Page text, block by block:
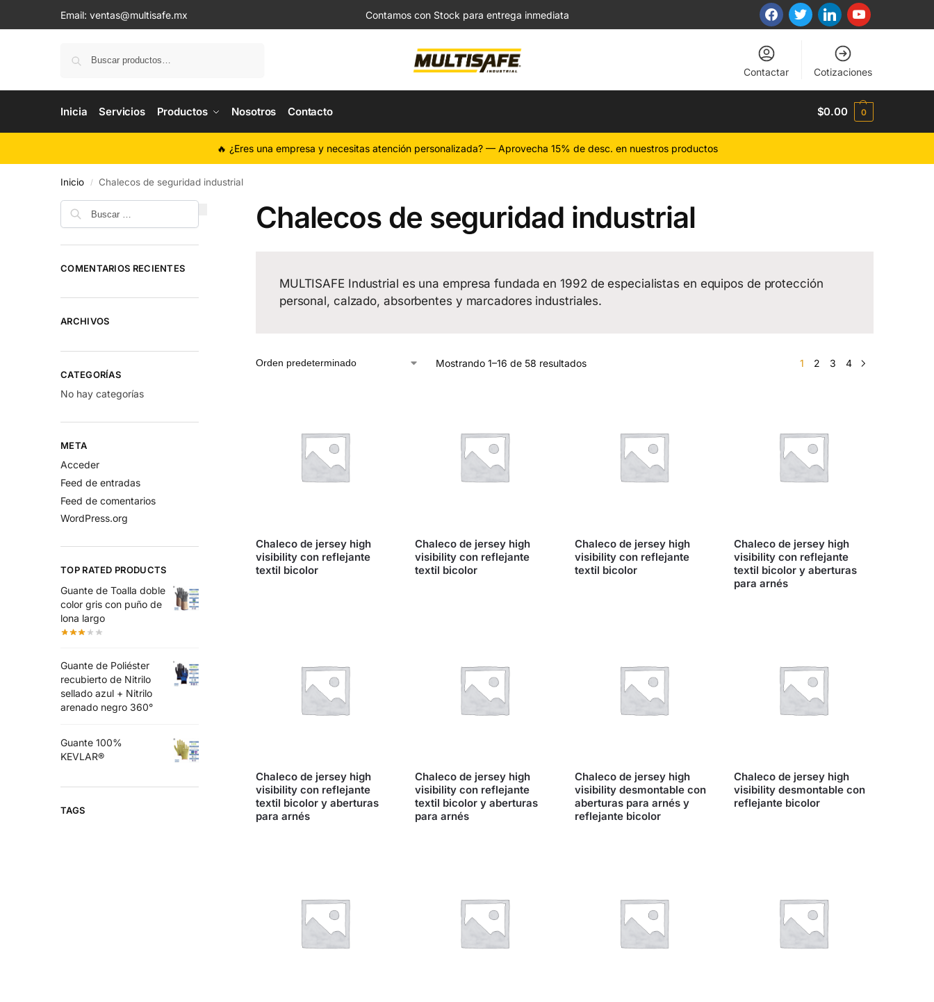
Email: ventas@multisafe.mx Contamos con Stock para entrega inmediata
Contactar Cotizaciones
Inicia Servicios Productos Nosotros Contacto $0.00 0
🔥 ¿Eres una empresa y necesitas atención personalizada? — Aprovecha 15% de desc. en nuestros productos
Inicio / Chalecos de seguridad industrial
Chalecos de seguridad industrial
MULTISAFE Industrial es una empresa fundada en 1992 de especialistas en equipos de protección
personal, calzado, absorbentes y marcadores industriales.
Mostrando 1–16 de 58 resultados 1 2 3 4
Chaleco de jersey high
visibility con reflejante
textil bicolor
Chaleco de jersey high
visibility con reflejante
textil bicolor
Chaleco de jersey high
visibility con reflejante
textil bicolor
Chaleco de jersey high
visibility con reflejante
textil bicolor y aberturas
para arnés
Chaleco de jersey high
visibility con reflejante
textil bicolor y aberturas
para arnés
Chaleco de jersey high
visibility con reflejante
textil bicolor y aberturas
para arnés
Chaleco de jersey high
visibility desmontable con
aberturas para arnés y
reflejante bicolor
Chaleco de jersey high
visibility desmontable con
reflejante bicolor
COMENTARIOS RECIENTES
ARCHIVOS
CATEGORÍAS
No hay categorías
META
Acceder
Feed de entradas
Feed de comentarios
WordPress.org
TOP RATED PRODUCTS
Guante de Toalla doble
color gris con puño de
lona largo
Guante de Poliéster
recubierto de Nitrilo
sellado azul + Nitrilo
arenado negro 360°
Guante 100%
KEVLAR®
TAGS